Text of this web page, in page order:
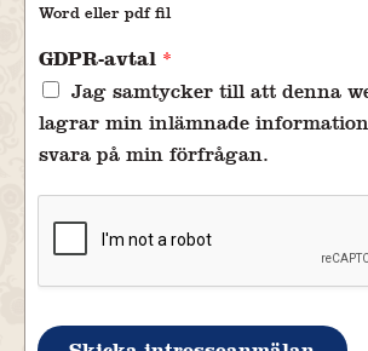
Word eller pdf fil
GDPR-avtal *
Jag samtycker till att denna
lagrar min inlämnade
svara på min förfrågan.